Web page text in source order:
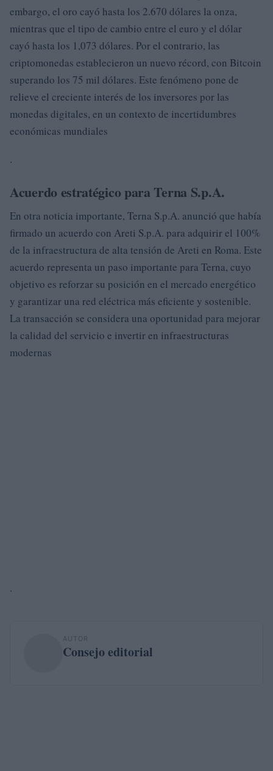
embargo, el oro cayó hasta los 2.670 dólares la onza,
mientras que el tipo de cambio entre el euro y el dólar
cayó hasta los 1,073 dólares. Por el contrario, las
criptomonedas establecieron un nuevo récord, con Bitcoin
superando los 75 mil dólares. Este fenómeno pone de
relieve el creciente interés de los inversores por las
monedas digitales, en un contexto de incertidumbres
económicas mundiales
.
Acuerdo estratégico para Terna S.p.A.
En otra noticia importante, Terna S.p.A. anunció que había
firmado un acuerdo con Areti S.p.A. para adquirir el 100%
de la infraestructura de alta tensión de Areti en Roma. Este
acuerdo representa un paso importante para Terna, cuyo
objetivo es reforzar su posición en el mercado energético
y garantizar una red eléctrica más eficiente y sostenible.
La transacción se considera una oportunidad para mejorar
la calidad del servicio e invertir en infraestructuras
modernas
.
AUTOR
Consejo editorial